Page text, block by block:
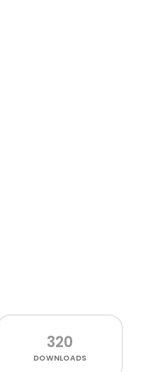
320
DOWNLOADS